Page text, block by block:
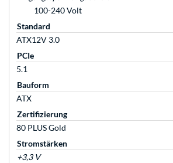
100-240 Volt
Standard
ATX12V 3.0
PCIe
5.1
Bauform
ATX
Zertifizierung
80 PLUS Gold
Stromstärken
+3,3 V